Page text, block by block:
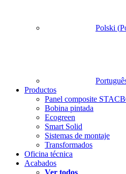
Polski (
Productos
Panel composite
Bobina pintada
Ecogreen
Smart Solid
Sistemas de montaje
Transformados
Oficina técnica
Acabados
Ver todos